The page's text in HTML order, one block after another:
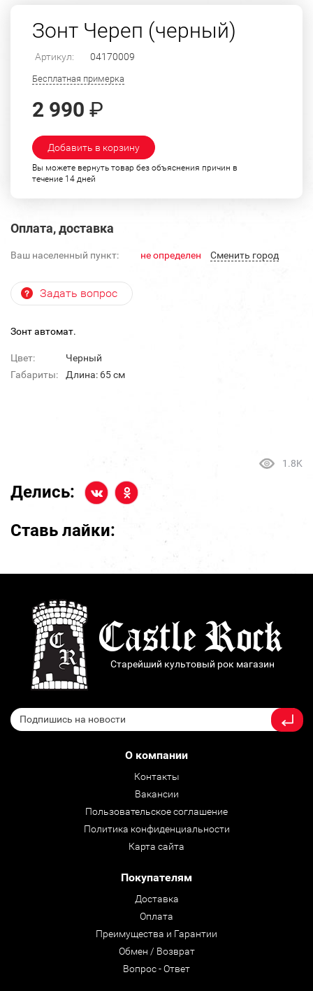
Зонт Череп (черный)
Артикул: 04170009
Бесплатная примерка
2 990 ₽
Добавить в корзину
Вы можете вернуть товар без объяснения причин в
течение 14 дней
Оплата, доставка
Ваш населенный пункт: не определен Cменить город
Задать вопрос
Зонт автомат.
Цвет:
Черный
Габариты:
Длина: 65 см
1.8K
Делись:
Ставь лайки:
Старейший культовый рок магазин
О компании
Контакты
Вакансии
Пользовательское соглашение
Политика конфиденциальности
Карта сайта
Покупателям
Доставка
Оплата
Преимущества и Гарантии
Обмен / Возврат
Вопрос - Ответ